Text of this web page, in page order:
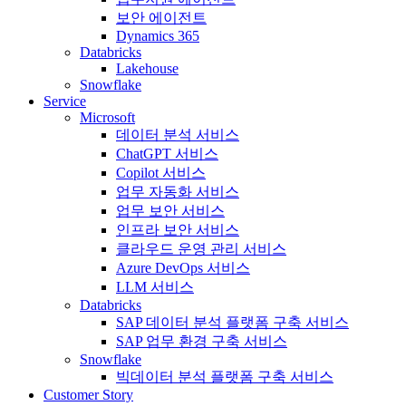
보안 에이전트
Dynamics 365
Databricks
Lakehouse
Snowflake
Service
Microsoft
데이터 분석 서비스
ChatGPT 서비스
Copilot 서비스
업무 자동화 서비스
업무 보안 서비스
인프라 보안 서비스
클라우드 운영 관리 서비스
Azure DevOps 서비스
LLM 서비스
Databricks
SAP 데이터 분석 플랫폼 구축 서비스
SAP 업무 환경 구축 서비스
Snowflake
빅데이터 분석 플랫폼 구축 서비스
Customer Story